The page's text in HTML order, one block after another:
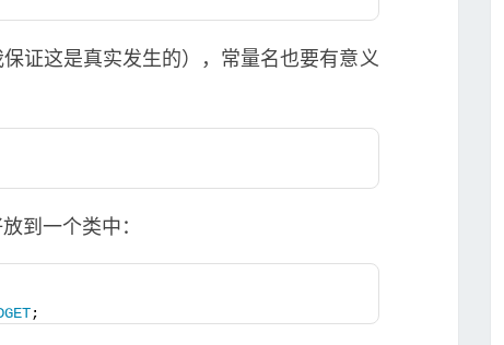
证这是真实发生的），常量名也要有意义
到一个类中：
;